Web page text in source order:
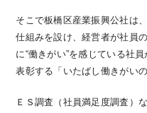
そこで板橋区産業振興公社は
仕組みを設け、経営者が社員
に“働きがい”を感じている社
表彰する「いたばし働きがい
ＥＳ調査（社員満足度調査）